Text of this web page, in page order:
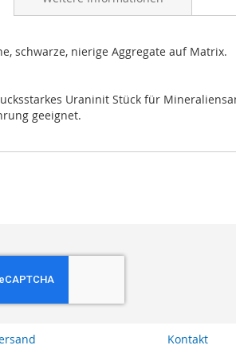
schwarze, nierige Aggregate auf Matrix.
Uraninit Stück für
geeignet.
Kontakt